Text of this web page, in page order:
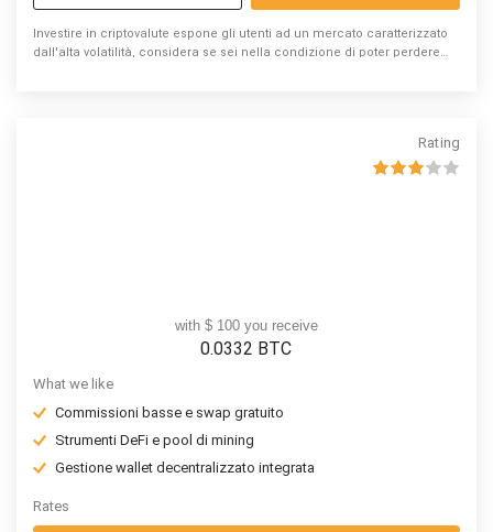
Investire in criptovalute espone gli utenti ad un mercato caratterizzato
dall'alta volatilità, considera se sei nella condizione di poter perdere
Rating
with $ 100 you receive
0.0332 BTC
What we like
Commissioni basse e swap gratuito
Strumenti DeFi e pool di mining
Gestione wallet decentralizzato integrata
Rates